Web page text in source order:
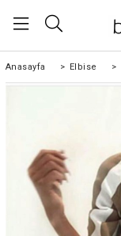
Anasayfa > Elbise >